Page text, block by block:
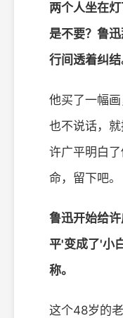
两个人坐在
是不要？鲁
行间透着纠结
他买了一幅画
也不说话，就
许广平明白
命，留下吧。
鲁迅开始给
平'变成了'小
称。
这个48岁的